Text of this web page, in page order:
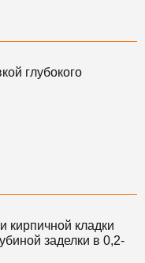
глубокого
кирпичной кладки
заделки в 0,2-